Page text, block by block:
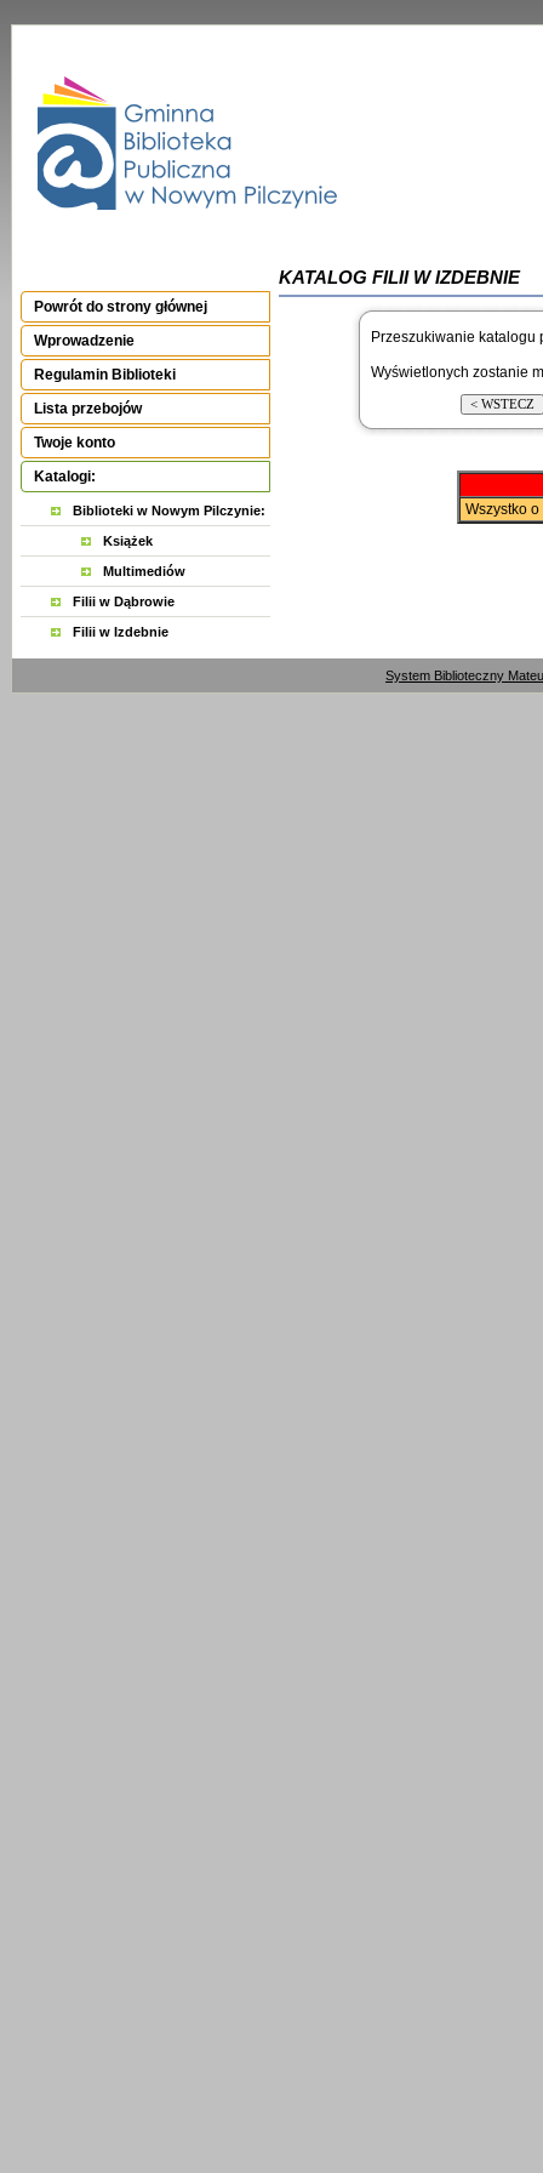
Powrót do strony głównej
Wprowadzenie
Regulamin Biblioteki
Lista przebojów
Twoje konto
Katalogi:
Biblioteki w Nowym Pilczynie:
Książek
Multimediów
Filii w Dąbrowie
Filii w Izdebnie
KATALOG FILII W IZDEBNIE
Przeszukiwanie katalogu
Wyświetlonych zostanie
Wszystko o
System Biblioteczny